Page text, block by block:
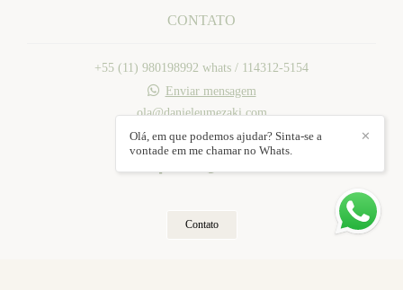
CONTATO
+55 (11) 980198992 whats / 114312-5154
Enviar mensagem
ola@danieleumezaki.com
Mogi das Cruzes / SP
Contato
✕
Olá, em que podemos ajudar? Sinta-se a
vontade em me chamar no Whats.